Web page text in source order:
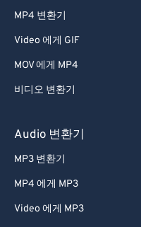
MP4 변환기
Video 에게 GIF
MOV 에게 MP4
비디오 변환기
Audio 변환기
MP3 변환기
MP4 에게 MP3
Video 에게 MP3